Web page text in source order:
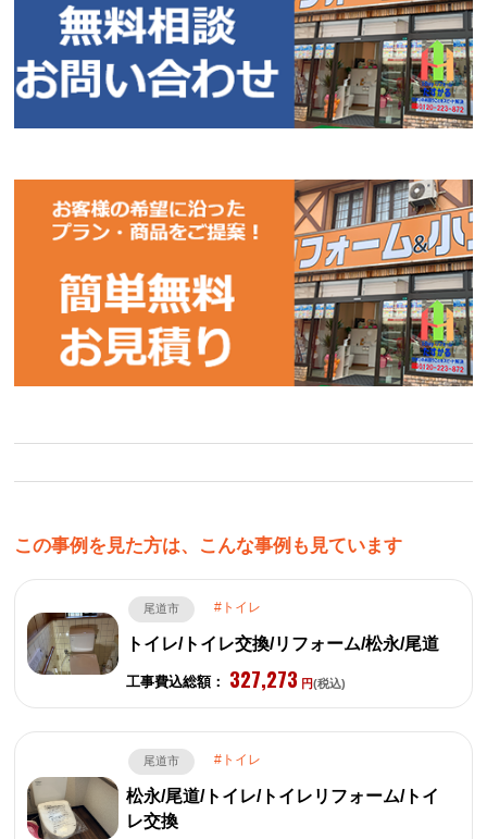
この事例を見た方は、こんな事例も見ています
尾道市 トイレ
トイレ/トイレ交換/リフォーム/松永/尾道
工事費込総額： 327,273 円(税込)
尾道市 トイレ
松永/尾道/トイレ/トイレリフォーム/トイ
レ交換